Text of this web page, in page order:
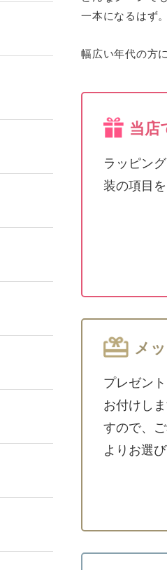
一本になるはず。
幅広い年代の方
当店
ラッピン
装の項目
メ
プレゼン
お付けし
すので、
よりお選